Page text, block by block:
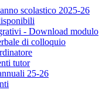
scolastico 2025-26
- Download modulo
di colloquio
tutor
25-26